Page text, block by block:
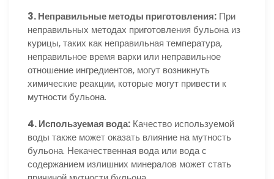
3. Неправильные методы приготовления: При
неправильных методах приготовления бульона из
курицы, таких как неправильная температура,
неправильное время варки или неправильное
отношение ингредиентов, могут возникнуть
химические реакции, которые могут привести к
мутности бульона.
4. Используемая вода: Качество используемой
воды также может оказать влияние на мутность
бульона. Некачественная вода или вода с
содержанием излишних минералов может стать